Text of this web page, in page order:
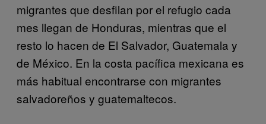
migrantes que desfilan por el refugio cada
mes llegan de Honduras, mientras que el
resto lo hacen de El Salvador, Guatemala y
de México. En la costa pacífica mexicana es
más habitual encontrarse con migrantes
salvadoreños y guatemaltecos.